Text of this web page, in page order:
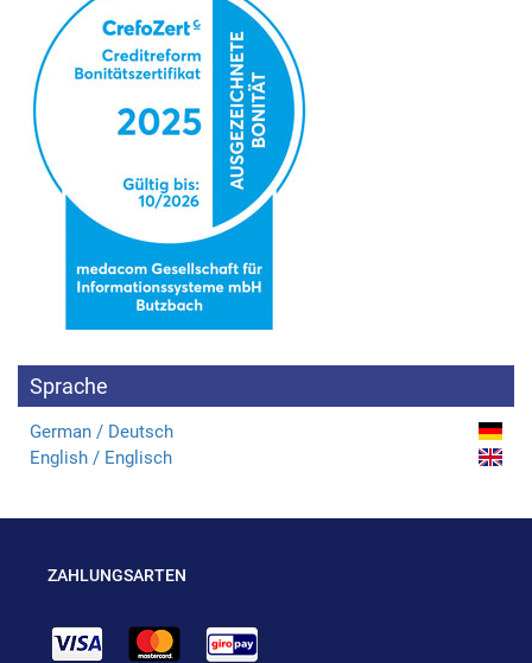
Sprache
German / Deutsch
English / Englisch
ZAHLUNGSARTEN